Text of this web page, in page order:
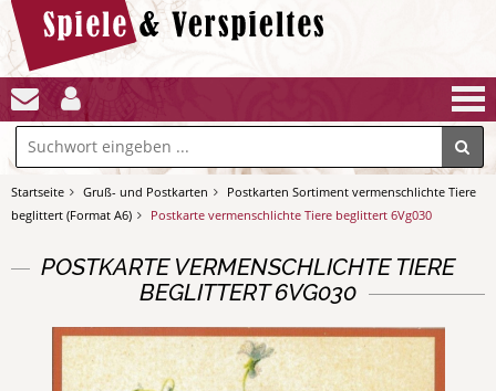
Startseite Gruß- und Postkarten
Postkarten Sortiment vermenschlichte Tiere
beglittert (Format A6)
Postkarte vermenschlichte Tiere beglittert 6Vg030
POSTKARTE VERMENSCHLICHTE TIERE
BEGLITTERT 6VG030